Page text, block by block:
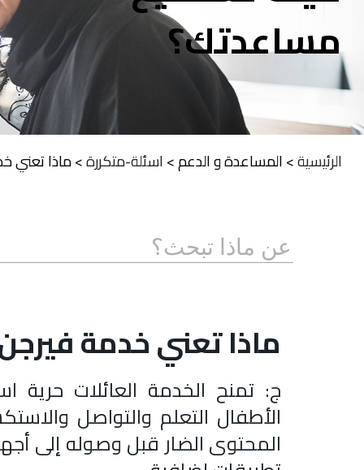
مساعدتك؟
الرئيسية>المساعدة و الدعم>اسئلة-متكررة>ماذا تعني
ماذا تعني خدمة فيرجن
ج: تمنح الخدمة العائلات حرية
الأطفال التعلم والتواصل
المحتوى الضار قبل وصوله إلى